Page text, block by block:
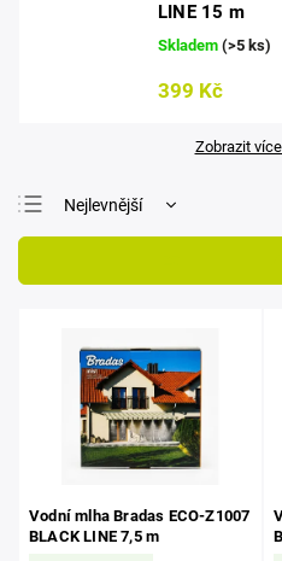
LINE 15 m
Skladem (>5 ks)
399 Kč
Zobrazit
Nejlevnější
Nejprodávanější
Vodní mlha Bradas ECO-Z1007
BLACK LINE 7,5 m